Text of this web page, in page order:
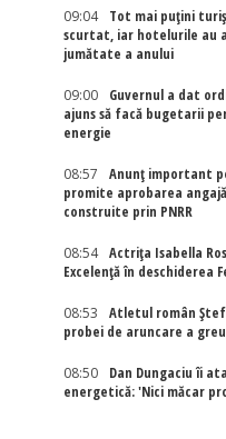
09:04
Tot mai puțini
scurtat, iar hotelurile au
jumătate a anului
09:00
Guvernul a dat
ajuns să facă bugetarii
energie
08:57
Anunț important
promite aprobarea
construite prin PNRR
08:54
Actriţa Isabella
Excelenţă în deschiderea
08:53
Atletul român
probei de aruncare a
08:50
Dan Dungaciu îi
energetică: 'Nici măcar